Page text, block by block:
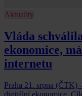
Aktuality
Vláda
ekonomice,
internetu
Praha 21. srpna (ČTK)
digitální ekonomice.